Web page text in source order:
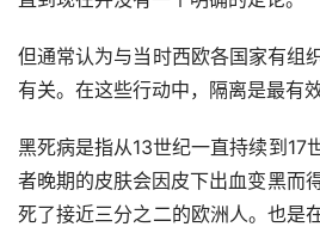
但通常认为与当时西欧各国家有组
有关。在这些行动中，隔离是最有效
黑死病是指从13世纪一直持续到17
者晚期的皮肤会因皮下出血变黑而
死了接近三分之二的欧洲人。也是